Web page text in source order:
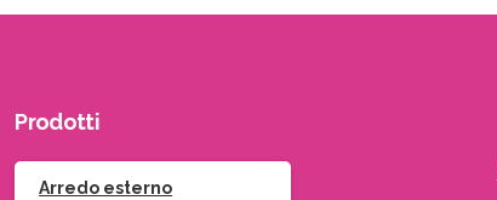
Prodotti
Arredo esterno